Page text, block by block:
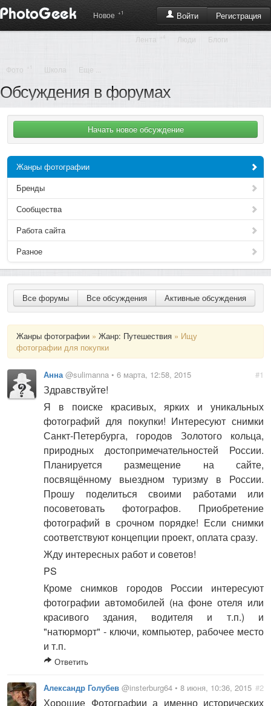
Войти Регистрация
Новое +1
Лента +4 Люди Блоги
Фото Школа Еще ...
Обсуждения в форумах
Жанры фотографии
Бренды
Сообщества
Работа сайта
Разное
Все форумы Все обсуждения Активные обсуждения
Жанры фотографии » Жанр: Путешествия » Ищу
фотографии для покупки
Анна@sulimanna • 6 марта, 12:58, 2015 #1
Здравствуйте!
Я в поиске красивых, ярких и уникальных
фотографий для покупки! Интересуют снимки
Санкт-Петербурга, городов Золотого кольца,
природных достопримечательностей России.
Планируется размещение на сайте,
посвящённому выездном туризму в России.
Прошу поделиться своими работами или
посоветовать фотографов. Приобретение
фотографий в срочном порядке! Если снимки
соответствуют концепции проект, оплата сразу.
Жду интересных работ и советов!
PS
Кроме снимков городов России интересуют
фотографии автомобилей (на фоне отеля или
красивого здания, водителя и т.п.) и
"натюрморт" - ключи, компьютер, рабочее место
и т.п.
Ответить
Александр Голубев @insterburg64 • 8 июня, 10:36, 2015 #2
Хорошие Фотографии а именно исторических